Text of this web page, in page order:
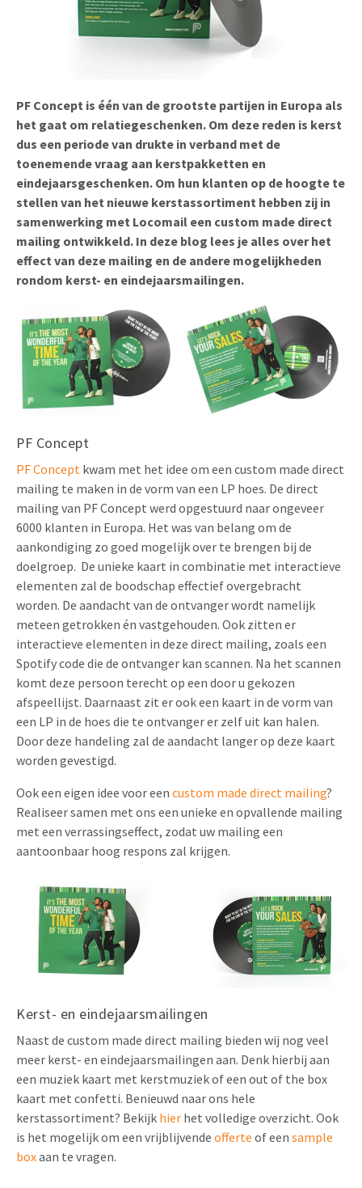
PF Concept is één van de grootste partijen in Europa als
het gaat om relatiegeschenken. Om deze reden is kerst
dus een periode van drukte in verband met de
toenemende vraag aan kerstpakketten en
eindejaarsgeschenken. Om hun klanten op de hoogte te
stellen van het nieuwe kerstassortiment hebben zij in
samenwerking met Locomail een custom made direct
mailing ontwikkeld. In deze blog lees je alles over het
effect van deze mailing en de andere mogelijkheden
rondom kerst- en eindejaarsmailingen.
PF Concept
PF Concept kwam met het idee om een custom made direct
mailing te maken in de vorm van een LP hoes. De direct
mailing van PF Concept werd opgestuurd naar ongeveer
6000 klanten in Europa. Het was van belang om de
aankondiging zo goed mogelijk over te brengen bij de
doelgroep. De unieke kaart in combinatie met interactieve
elementen zal de boodschap effectief overgebracht
worden. De aandacht van de ontvanger wordt namelijk
meteen getrokken én vastgehouden. Ook zitten er
interactieve elementen in deze direct mailing, zoals een
Spotify code die de ontvanger kan scannen. Na het scannen
komt deze persoon terecht op een door u gekozen
afspeellijst. Daarnaast zit er ook een kaart in de vorm van
een LP in de hoes die te ontvanger er zelf uit kan halen.
Door deze handeling zal de aandacht langer op deze kaart
worden gevestigd.
Ook een eigen idee voor een custom made direct mailing?
Realiseer samen met ons een unieke en opvallende mailing
met een verrassingseffect, zodat uw mailing een
aantoonbaar hoog respons zal krijgen.
Kerst- en eindejaarsmailingen
Naast de custom made direct mailing bieden wij nog veel
meer kerst- en eindejaarsmailingen aan. Denk hierbij aan
een muziek kaart met kerstmuziek of een out of the box
kaart met confetti. Benieuwd naar ons hele
kerstassortiment? Bekijk hier het volledige overzicht. Ook
is het mogelijk om een vrijblijvende offerte of een sample
boxaan te vragen.
Pop-up Kaarten
Lenticular Cards
Twin Sliders
Tabkaarten
Budget kaarten
Andere opvallende mailings
Alle producten
Media Marketing
Non-profit Marketing
Marketing in de Zorg
Duurzame Marketing
Marketing voor Scholen
Horeca Marketing
Food Marketing
Uitnodigingen
Kalender maken
Klantenbinding
Contactgegevens
Duurzaamheid
Brochure downloaden